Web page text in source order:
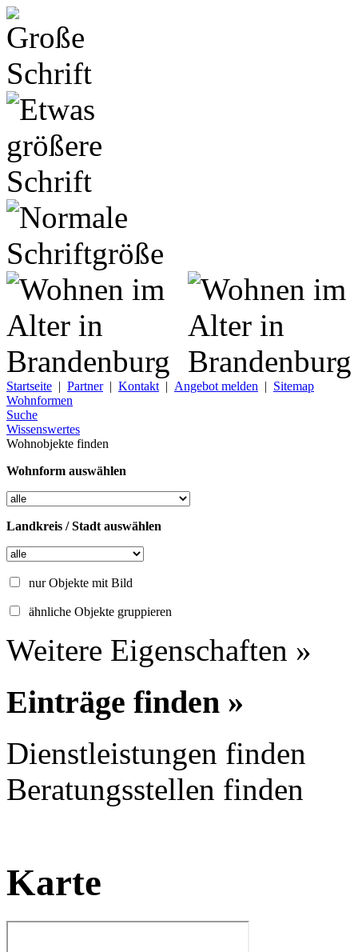
Startseite | Partner| Kontakt | Angebot melden | Sitemap
Wohnformen
Suche
Wissenswertes
Wohnobjekte finden
Wohnform auswählen
Landkreis / Stadt auswählen
nur Objekte mit Bild
ähnliche Objekte gruppieren
Weitere Eigenschaften »
Einträge finden »
Dienstleistungen finden
Beratungsstellen finden
Karte